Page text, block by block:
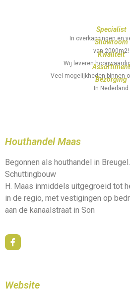
Specialist
In overkappingen en
Showroom
van 2000m2!
Kwaliteit
Wij leverenAssortiment
Veel mogelijkheden binnen
Bezorging
In Nederland
Houthandel Maas
Begonnen als houthandel in
Schuttingbouw
H. Maas inmiddels uitgegroeid tot
in de regio, met vestigingen op
aan de kanaalstraat in Son
Website